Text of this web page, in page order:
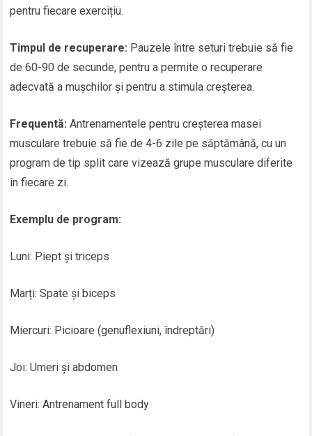
pentru fiecare exercițiu.
Timpul de recuperare: Pauzele între seturi trebuie să fie
de 60-90 de secunde, pentru a permite o recuperare
adecvată a mușchilor și pentru a stimula creșterea.
Frequentă: Antrenamentele pentru creșterea masei
musculare trebuie să fie de 4-6 zile pe săptămână, cu un
program de tip split care vizează grupe musculare diferite
în fiecare zi.
Exemplu de program:
Luni: Piept și triceps
Marți: Spate și biceps
Miercuri: Picioare (genuflexiuni, îndreptări)
Joi: Umeri și abdomen
Vineri: Antrenament full body